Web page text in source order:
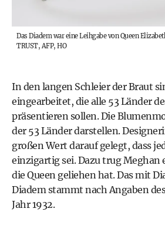
Das Diadem war eine Leihgabe von Queen
TRUST, AFP, HO
In den langen Schleier der Braut
eingearbeitet, die alle 53 Länder
präsentieren sollen. Die
der 53 Länder darstellen.
großen Wert darauf gelegt, dass
einzigartig sei. Dazu trug Meghan
die Queen geliehen hat. Das mit
Diadem stammt nach Angaben
Jahr 1932.